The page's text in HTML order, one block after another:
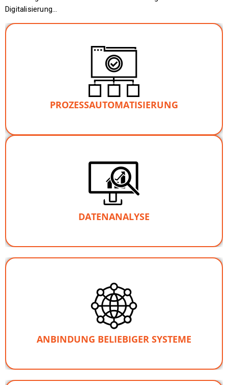
Digitalisierung…
PROZESSAUTOMATISIERUNG
Automatisiere jeden Prozess, der anderen Personen
erklärt werden kann,
z.B.
Antragsverarbeitung, HR-Prozesse, Controlling,
Reporting, Angebotserstellung, Social Media Marketing,
DATENANALYSE
Da EMMA in Deinem Unternehmen lokal („on premise“)
läuft, verlassen Deine wertvollen Daten nie Dein
Unternehmen. So bist Du
sicher
in der Analyse.
ANBINDUNG BELIEBIGER SYSTEME
beliebige Systeme
an Deine bestehenden Systeme anbinden und ist
von der Existenz von